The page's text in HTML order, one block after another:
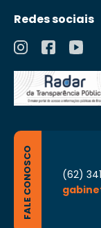
Redes sociais
FALE CONOSCO
(62)